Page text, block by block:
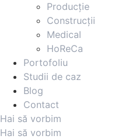
Producție
Construcții
Medical
HoReCa
Portofoliu
Studii de caz
Blog
Contact
Hai să vorbim
Hai să vorbim